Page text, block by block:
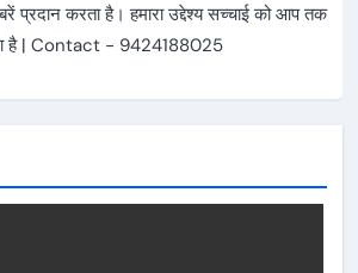
प्रदान करता है। हमारा उद्देश्य सच्चाई को आप तक
है | Contact - 9424188025